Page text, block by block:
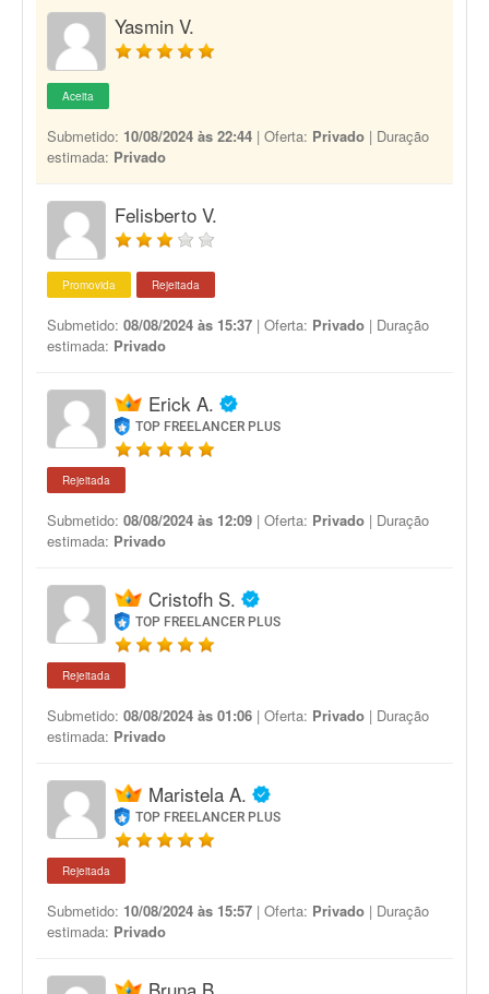
Yasmin V.
Aceita
Submetido: 10/08/2024 às 22:44 | Oferta: Privado | Duração
estimada: Privado
Felisberto V.
Promovida Rejeitada
Submetido: 08/08/2024 às 15:37 | Oferta: Privado | Duração
estimada: Privado
Erick A.
TOP FREELANCER PLUS
Rejeitada
Submetido: 08/08/2024 às 12:09 | Oferta: Privado | Duração
estimada: Privado
Cristofh S.
TOP FREELANCER PLUS
Rejeitada
Submetido: 08/08/2024 às 01:06 | Oferta: Privado | Duração
estimada: Privado
Maristela A.
TOP FREELANCER PLUS
Rejeitada
Submetido: 10/08/2024 às 15:57 | Oferta: Privado | Duração
estimada: Privado